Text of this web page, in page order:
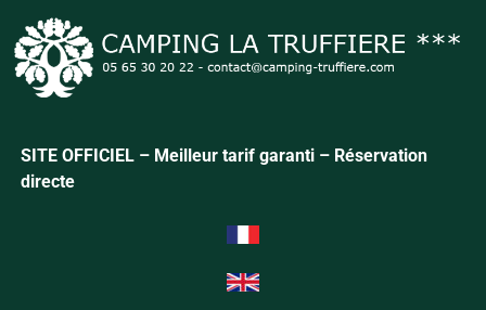
SITE OFFICIEL – Meilleur tarif garanti – Réservation
directe